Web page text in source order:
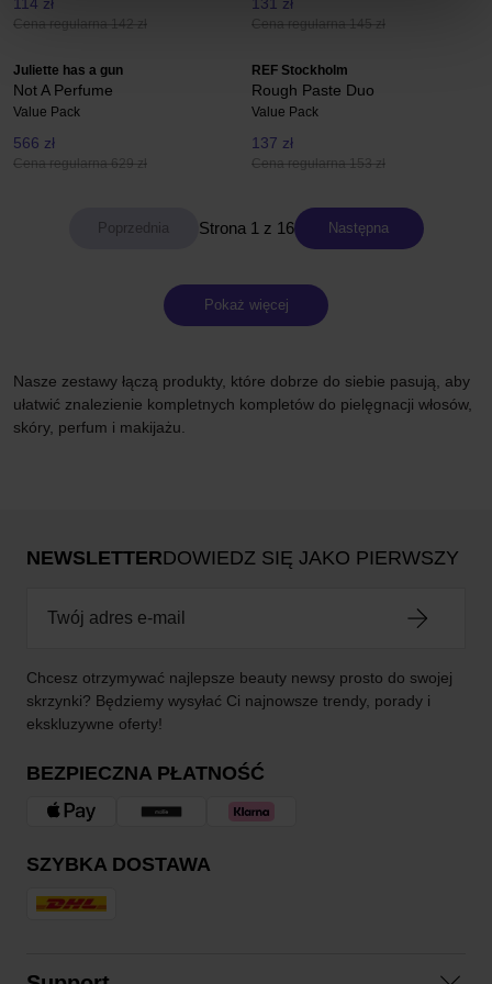
Cena regularna 142 zł Cena regularna 145 zł
Juliette has a gun
Not A Perfume
Value Pack
566 zł
Cena regularna 629 zł
REF Stockholm
Rough Paste Duo
Value Pack
137 zł
Cena regularna 153 zł
Strona 1 z 16 Następna
Pokaż więcej
Nasze zestawy łączą produkty, które dobrze do siebie pasują, aby
ułatwić znalezienie kompletnych kompletów do pielęgnacji włosów,
skóry, perfum i makijażu.
NEWSLETTERDOWIEDZ SIĘ JAKO PIERWSZY
Chcesz otrzymywać najlepsze beauty newsy prosto do swojej
skrzynki? Będziemy wysyłać Ci najnowsze trendy, porady i
ekskluzywne oferty!
BEZPIECZNA PŁATNOŚĆ
SZYBKA DOSTAWA